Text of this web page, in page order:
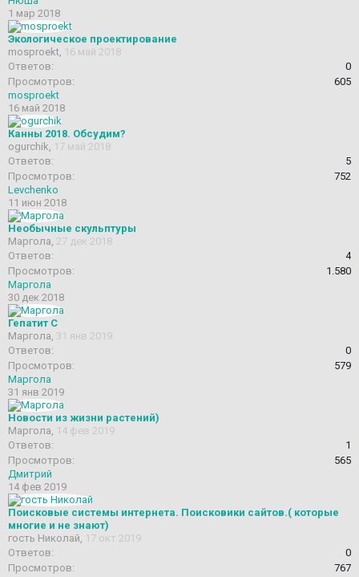
1 мар 2018
Экологическое проектирование
mosproekt, 16 май 2018
Ответов:
0
Просмотров:
605
mosproekt
16 май 2018
Канны 2018. Обсудим?
ogurchik, 17 май 2018
Ответов:
5
Просмотров:
752
Levchenko
11 июн 2018
Необычные скульптуры
Маргола, 27 дек 2018
Ответов:
4
Просмотров:
1.580
Маргола
30 дек 2018
Гепатит С
Маргола, 31 янв 2019
Ответов:
0
Просмотров:
579
Маргола
31 янв 2019
Новости из жизни растений)
Маргола, 14 фев 2019
Ответов:
1
Просмотров:
565
Дмитрий
14 фев 2019
Поисковые системы интернета. Поисковики сайтов.( которые
многие и не знают)
гость Николай, 17 окт 2019
Ответов:
0
Просмотров:
767